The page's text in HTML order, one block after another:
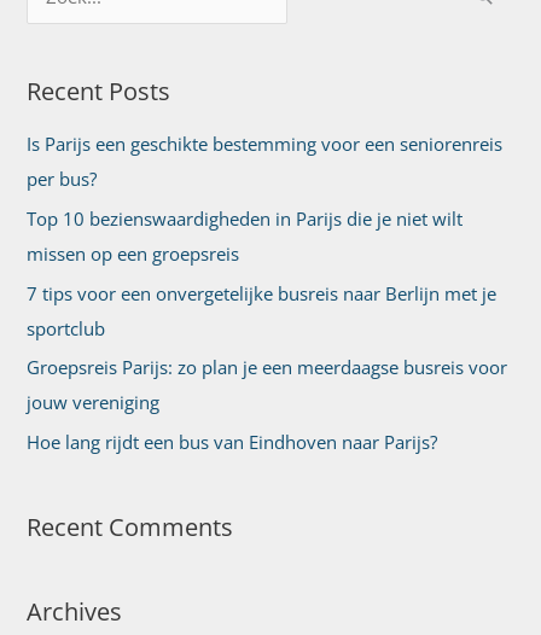
o
k
a
r
:
Recent Posts
Is Parijs een geschikte bestemming voor een seniorenreis
per bus?
Top 10 bezienswaardigheden in Parijs die je niet wilt
missen op een groepsreis
7 tips voor een onvergetelijke busreis naar Berlijn met je
sportclub
Groepsreis Parijs: zo plan je een meerdaagse busreis voor
jouw vereniging
Hoe lang rijdt een bus van Eindhoven naar Parijs?
Recent Comments
Archives